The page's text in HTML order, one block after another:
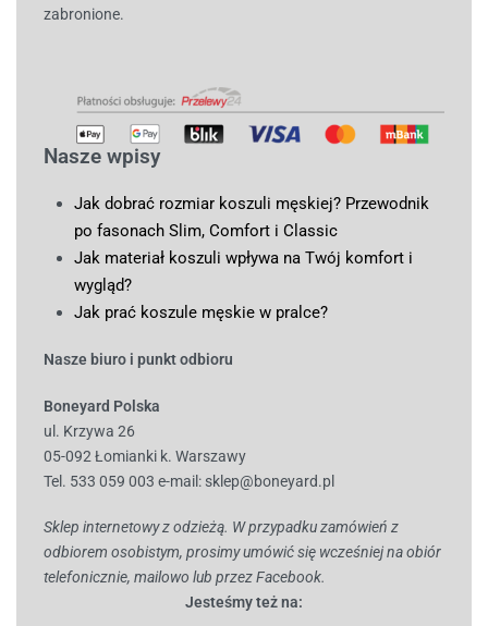
zabronione.
Nasze wpisy
Jak dobrać rozmiar koszuli męskiej? Przewodnik
po fasonach Slim, Comfort i Classic
Jak materiał koszuli wpływa na Twój komfort i
wygląd?
Jak prać koszule męskie w pralce?
Nasze biuro i punkt odbioru
Boneyard Polska
ul. Krzywa 26
05-092 Łomianki k. Warszawy
Tel. 533 059 003 e-mail: sklep@boneyard.pl
Sklep internetowy z odzieżą. W przypadku zamówień z
odbiorem osobistym, prosimy umówić się wcześniej na obiór
telefonicznie, mailowo lub przez Facebook.
Jesteśmy też na: